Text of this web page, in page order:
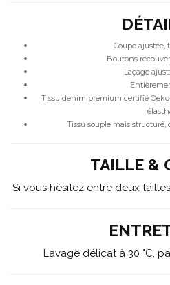
Coupe ajustée,
Boutons
Laçage
Tissu denim premium certifié
Tissu souple mais
TAILLE &
Si vous hésitez entre deux
Lavage délicat à 30 °C,